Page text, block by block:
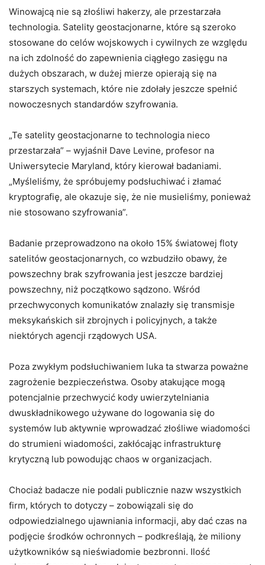
Winowajcą nie są złośliwi hakerzy, ale przestarzała
technologia. Satelity geostacjonarne, które są szeroko
stosowane do celów wojskowych i cywilnych ze względu
na ich zdolność do zapewnienia ciągłego zasięgu na
dużych obszarach, w dużej mierze opierają się na
starszych systemach, które nie zdołały jeszcze spełnić
nowoczesnych standardów szyfrowania.
„Te satelity geostacjonarne to technologia nieco
przestarzała” – wyjaśnił Dave Levine, profesor na
Uniwersytecie Maryland, który kierował badaniami.
„Myśleliśmy, że spróbujemy podsłuchiwać i złamać
kryptografię, ale okazuje się, że nie musieliśmy, ponieważ
nie stosowano szyfrowania”.
Badanie przeprowadzono na około 15% światowej floty
satelitów geostacjonarnych, co wzbudziło obawy, że
powszechny brak szyfrowania jest jeszcze bardziej
powszechny, niż początkowo sądzono. Wśród
przechwyconych komunikatów znalazły się transmisje
meksykańskich sił zbrojnych i policyjnych, a także
niektórych agencji rządowych USA.
Poza zwykłym podsłuchiwaniem luka ta stwarza poważne
zagrożenie bezpieczeństwa. Osoby atakujące mogą
potencjalnie przechwycić kody uwierzytelniania
dwuskładnikowego używane do logowania się do
systemów lub aktywnie wprowadzać złośliwe wiadomości
do strumieni wiadomości, zakłócając infrastrukturę
krytyczną lub powodując chaos w organizacjach.
Chociaż badacze nie podali publicznie nazw wszystkich
firm, których to dotyczy – zobowiązali się do
odpowiedzialnego ujawniania informacji, aby dać czas na
podjęcie środków ochronnych – podkreślają, że miliony
użytkowników są nieświadomie bezbronni. Ilość